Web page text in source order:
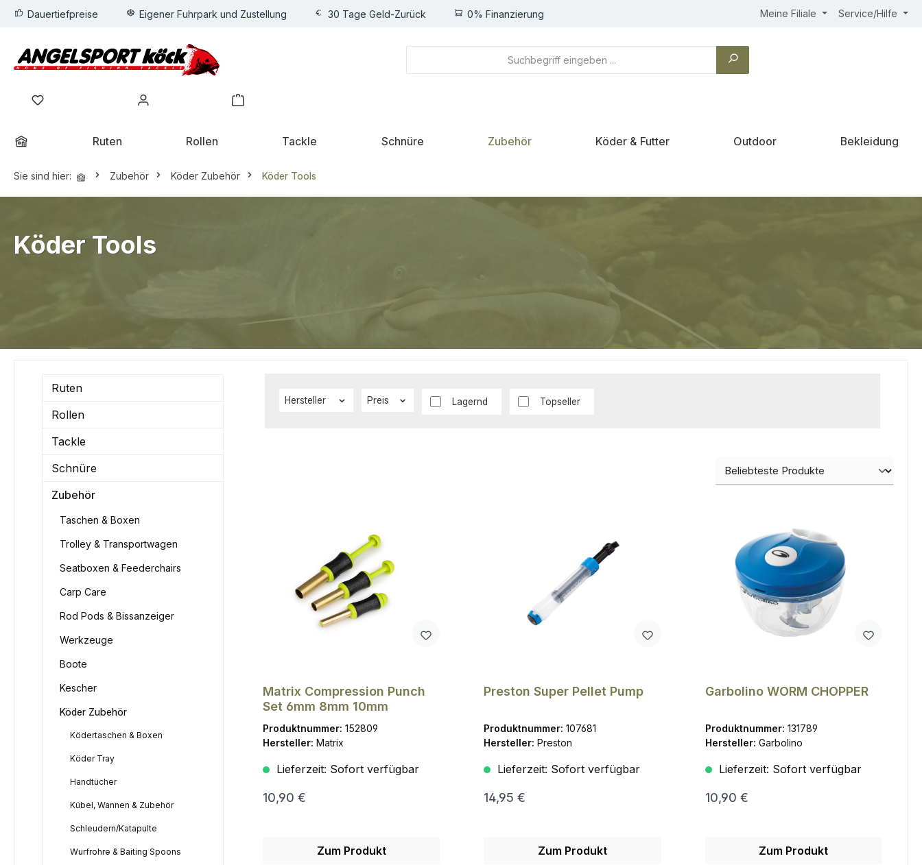
Zur Hauptnavigation springen
Dauertiefpreise Eigener Fuhrpark und Zustellung 30 Tage Geld-Zurück 0% Finanzierung Meine Filiale Service/Hilfe
Ruten Rollen Tackle Schnüre Zubehör Köder & Futter Outdoor Bekleidung
Sie sind hier: Zubehör Köder Zubehör Köder Tools
Köder Tools
Ruten
Rollen
Tackle
Schnüre
Zubehör
Taschen & Boxen
Trolley & Transportwagen
Seatboxen & Feederchairs
Carp Care
Rod Pods & Bissanzeiger
Werkzeuge
Boote
Kescher
Köder Zubehör
Ködertaschen & Boxen
Köder Tray
Handtücher
Kübel, Wannen & Zubehör
Schleudern/Katapulte
Wurfrohre & Baiting Spoons
Hersteller Preis Lagernd Topseller
Matrix Compression Punch
Set 6mm 8mm 10mm
Produktnummer: 152809
Hersteller: Matrix
Lieferzeit: Sofort verfügbar
10,90 €
Zum Produkt
Preston Super Pellet Pump
Produktnummer:107681
Hersteller:Preston
Lieferzeit: Sofort verfügbar
14,95 €
Zum Produkt
Garbolino WORM CHOPPER
Produktnummer: 131789
Hersteller: Garbolino
Lieferzeit: Sofort verfügbar
10,90 €
Zum Produkt